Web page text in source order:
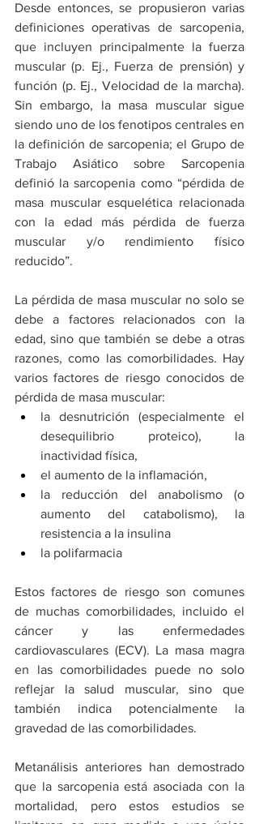
Desde entonces, se propusieron varias
definiciones operativas de sarcopenia,
que incluyen principalmente la fuerza
muscular (p. Ej., Fuerza de prensión) y
función (p. Ej., Velocidad de la marcha).
Sin embargo, la masa muscular sigue
siendo uno de los fenotipos centrales en
la definición de sarcopenia; el Grupo de
Trabajo Asiático sobre Sarcopenia
definió la sarcopenia como “pérdida de
masa muscular esquelética relacionada
con la edad más pérdida de fuerza
muscular y/o rendimiento físico
reducido”.
La pérdida de masa muscular no solo se
debe a factores relacionados con la
edad, sino que también se debe a otras
razones, como las comorbilidades. Hay
varios factores de riesgo conocidos de
pérdida de masa muscular:
la desnutrición (especialmente el
desequilibrio proteico), la
inactividad física,
el aumento de la inflamación,
la reducción del anabolismo (o
aumento del catabolismo), la
resistencia a la insulina
la polifarmacia
Estos factores de riesgo son comunes
de muchas comorbilidades, incluido el
cáncer y las enfermedades
cardiovasculares (ECV). La masa magra
en las comorbilidades puede no solo
reflejar la salud muscular, sino que
también indica potencialmente la
gravedad de las comorbilidades.
Metanálisis anteriores han demostrado
que la sarcopenia está asociada con la
mortalidad, pero estos estudios se